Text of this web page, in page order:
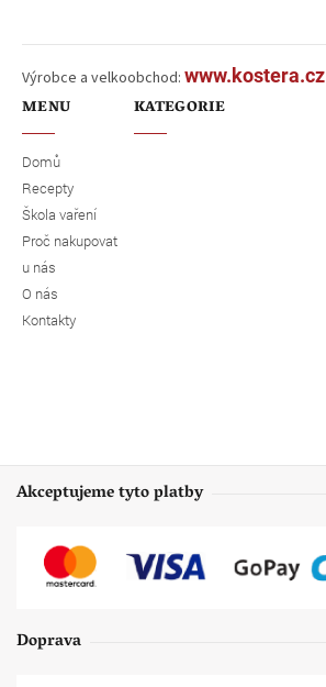
Výrobce a velkoobchod: www.kostera.cz
MENU
Domů
Recepty
Škola vaření
Proč nakupovat
u nás
O nás
Kontakty
KATEGORIE
Akceptujeme tyto platby
Doprava